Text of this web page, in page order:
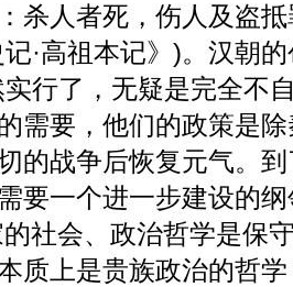
人者死，伤人及盗抵
·高祖本记》)。汉朝
实行了，无疑是完全不
需要，他们的政策是
的战争后恢复元气。
要一个进一步建设的
社会、政治哲学是保
质上是贵族政治的哲